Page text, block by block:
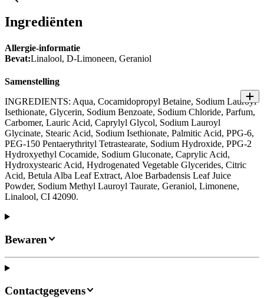
Ingrediënten
Allergie-informatie
Bevat:Linalool, D-Limoneen, Geraniol
Samenstelling
INGREDIENTS: Aqua, Cocamidopropyl Betaine, Sodium Lauroyl
Isethionate, Glycerin, Sodium Benzoate, Sodium Chloride, Parfum,
Carbomer, Lauric Acid, Caprylyl Glycol, Sodium Lauroyl
Glycinate, Stearic Acid, Sodium Isethionate, Palmitic Acid, PPG-6,
PEG-150 Pentaerythrityl Tetrastearate, Sodium Hydroxide, PPG-2
Hydroxyethyl Cocamide, Sodium Gluconate, Caprylic Acid,
Hydroxystearic Acid, Hydrogenated Vegetable Glycerides, Citric
Acid, Betula Alba Leaf Extract, Aloe Barbadensis Leaf Juice
Powder, Sodium Methyl Lauroyl Taurate, Geraniol, Limonene,
Linalool, CI 42090.
Bewaren
Contactgegevens